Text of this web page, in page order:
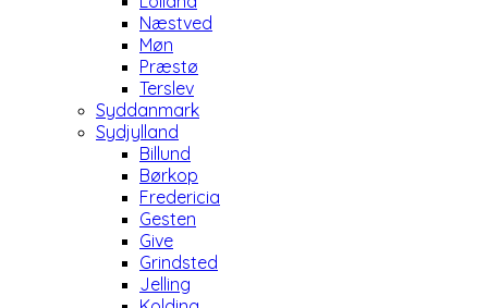
Næstved
Møn
Præstø
Terslev
Syddanmark
Sydjylland
Billund
Børkop
Fredericia
Gesten
Give
Grindsted
Jelling